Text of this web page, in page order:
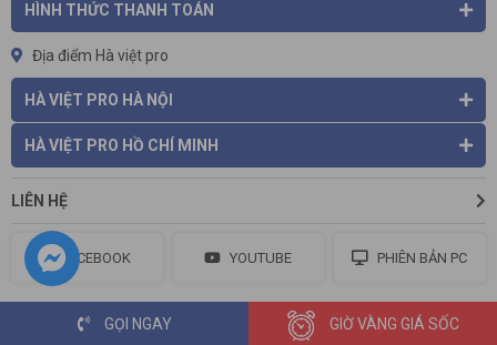
HÌNH THỨC THANH TOÁN
Địa điểm Hà việt pro
HÀ VIỆT PRO HÀ NỘI
HÀ VIỆT PRO HỒ CHÍ MINH
LIÊN HỆ
FACEBOOK YOUTUBE PHIÊN BẢN PC
GỌI NGAY GIỜ VÀNG GIÁ SỐC